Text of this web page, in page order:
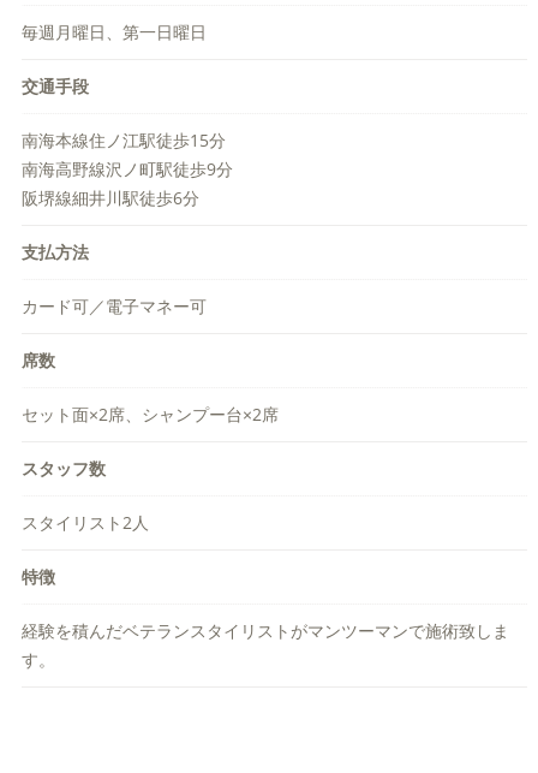
毎週月曜日、第一日曜日
交通手段
南海本線住ノ江駅徒歩15分
南海高野線沢ノ町駅徒歩9分
阪堺線細井川駅徒歩6分
支払方法
カード可／電子マネー可
席数
セット面×2席、シャンプー台×2席
スタッフ数
スタイリスト2人
特徴
経験を積んだベテランスタイリストがマンツーマンで施術致しま
す。